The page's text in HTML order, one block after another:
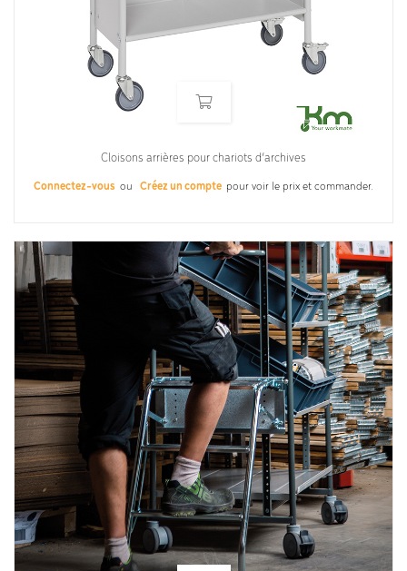
Cloisons arrières pour chariots d’archives
Connectez-vous ou Créez un compte pour voir le prix et commander.